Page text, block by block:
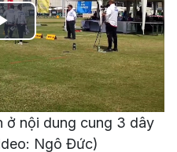
Play
Video
ở nội dung cung 3 dây
Ngô Đức)